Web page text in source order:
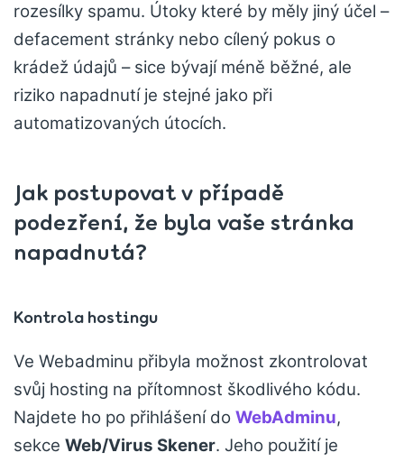
rozesílky spamu. Útoky které by měly jiný účel –
defacement stránky nebo cílený pokus o
krádež údajů – sice bývají méně běžné, ale
riziko napadnutí je stejné jako při
automatizovaných útocích.
Jak postupovat v případě
podezření, že byla vaše stránka
napadnutá?
Kontrola hostingu
Ve Webadminu přibyla možnost zkontrolovat
svůj hosting na přítomnost škodlivého kódu.
Najdete ho po přihlášení do WebAdminu,
sekce Web/Virus Skener. Jeho použití je